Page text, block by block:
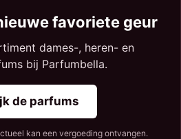
favoriete geur
dames-, heren- en
bij Parfumbella.
de parfums
kan een vergoeding ontvangen.